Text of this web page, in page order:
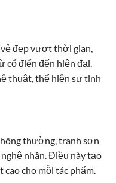
vẻ đẹp vượt thời gian,
cổ điển đến hiện đại.
thuật, thể hiện sự tinh
thường, tranh sơn
nhân. Điều này tạo
cao cho mỗi tác phẩm.